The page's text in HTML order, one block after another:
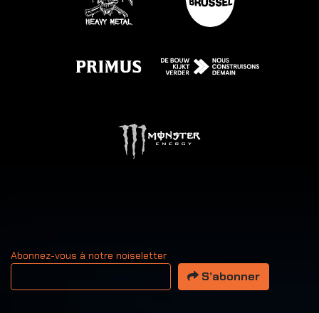
Abonnez-vous à notre noiseletter
Votre adresse email
S’abonner